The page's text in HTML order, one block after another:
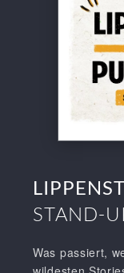
STAND-
Was passiert,